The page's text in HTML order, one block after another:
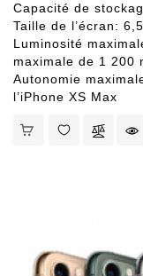
Capacité de
Taille de l’écran:
Luminosité
maximale de 1 200
Autonomie
l’iPhone XS Max